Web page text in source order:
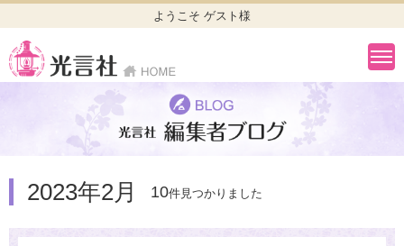
ようこそ ゲスト様
2023年2月 10件見つかりました